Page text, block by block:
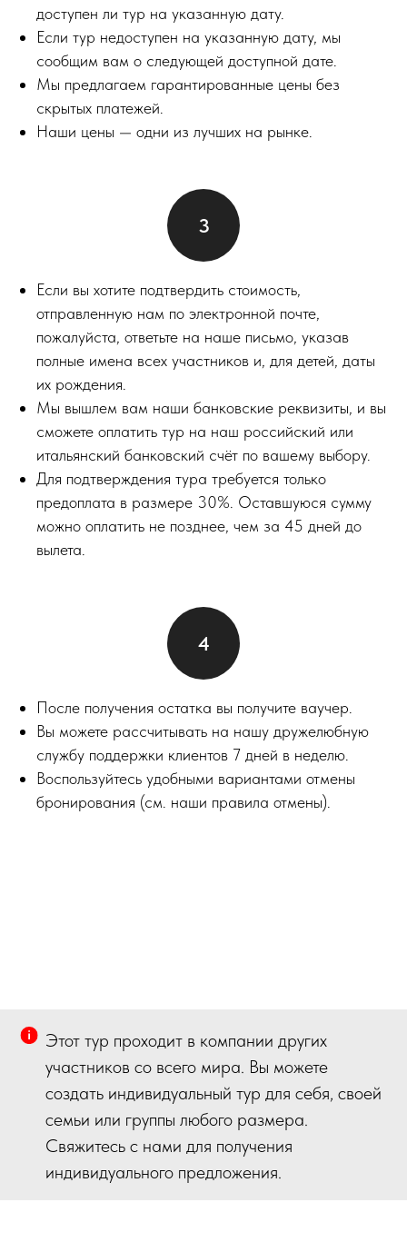
доступен ли тур на указанную дату.
Если тур недоступен на указанную дату, мы
сообщим вам о следующей доступной дате.
Мы предлагаем гарантированные цены без
скрытых платежей.
Наши цены — одни из лучших на рынке.
Если вы хотите подтвердить стоимость,
отправленную нам по электронной почте,
пожалуйста, ответьте на наше письмо, указав
полные имена всех участников и, для детей, даты
их рождения.
Мы вышлем вам наши банковские реквизиты, и вы
сможете оплатить тур на наш российский или
итальянский банковский счёт по вашему выбору.
Для подтверждения тура требуется только
предоплата в размере 30%. Оставшуюся сумму
можно оплатить не позднее, чем за 45 дней до
вылета.
После получения остатка вы получите ваучер.
Вы можете рассчитывать на нашу дружелюбную
службу поддержки клиентов 7 дней в неделю.
Воспользуйтесь удобными вариантами отмены
бронирования (см. наши правила отмены).
Этот тур проходит в компании других
участников со всего мира. Вы можете
создать индивидуальный тур для себя, своей
семьи или группы любого размера.
Свяжитесь с нами для получения
индивидуального предложения.